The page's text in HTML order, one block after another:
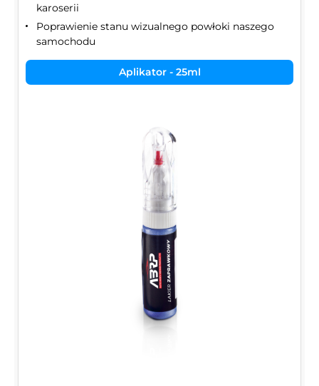
karoserii
Poprawienie stanu wizualnego powłoki naszego
samochodu
Aplikator - 25ml